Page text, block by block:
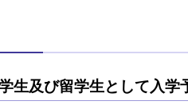
生及び留学生として入学